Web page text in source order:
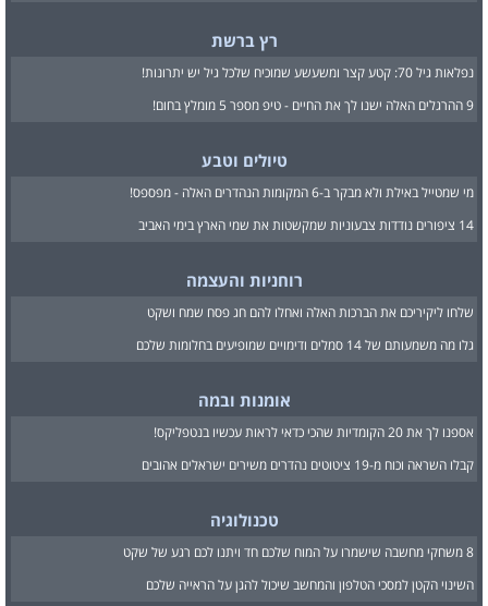
רץ ברשת
נפלאות גיל 70: קטע קצר ומשעשע שמוכיח שלכל גיל יש יתרונות!
9 ההרגלים האלה ישנו לך את החיים - טיפ מספר 5 מומלץ בחום!
טיולים וטבע
מי שמטייל באילת ולא מבקר ב-6 המקומות הנהדרים האלה - מפספס!
14 ציפורים נודדות צבעוניות שמקשטות את שמי הארץ בימי האביב
רוחניות והעצמה
שלחו ליקיריכם את הברכות האלה ואחלו להם חג פסח שמח ושקט
גלו מה משמעותם של 14 סמלים ודימויים שמופיעים בחלומות שלכם
אומנות ובמה
אספנו לך את 20 הקומדיות שהכי כדאי לראות עכשיו בנטפליקס!
קבלו השראה וכוח מ-19 ציטוטים נהדרים משירים ישראלים אהובים
טכנולוגיה
8 משחקי מחשבה שישמרו על המוח שלכם חד ויתנו לכם רגע של שקט
השינוי הקטן למסכי הטלפון והמחשב שיכול להגן על הראייה שלכם